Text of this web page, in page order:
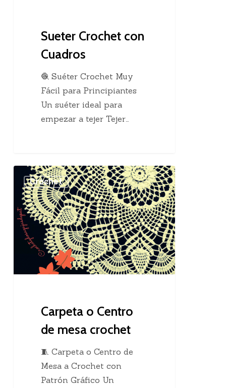
Sueter Crochet con
Cuadros
🧶 Suéter Crochet Muy
Fácil para Principiantes
Un suéter ideal para
empezar a tejer Tejer…
Carpeta
Centro
de
mesa
crochet
Crochet
Carpeta o Centro
de mesa crochet
🧵 Carpeta o Centro de
Mesa a Crochet con
Patrón Gráfico Un